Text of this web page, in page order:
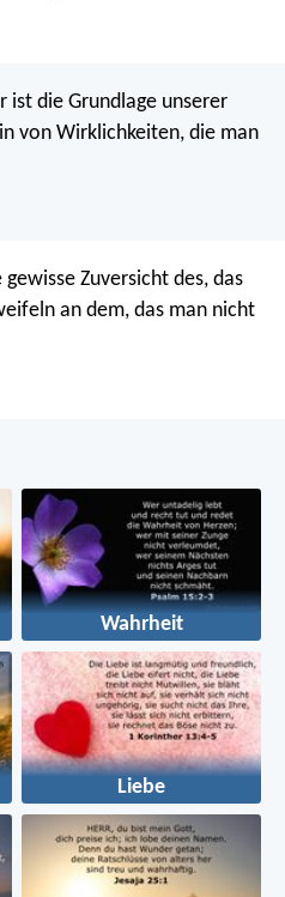
ist die Grundlage unserer
von Wirklichkeiten, die man
Zuversicht des, das
an dem, das man nicht
Wahrheit
Liebe